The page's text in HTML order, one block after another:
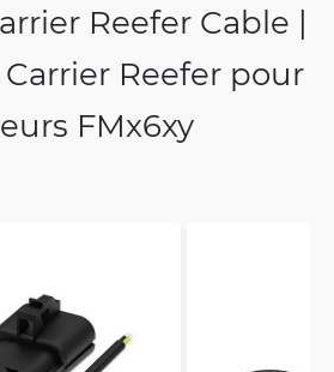
Reefer Cable |
Reefer pour
FMx6xy